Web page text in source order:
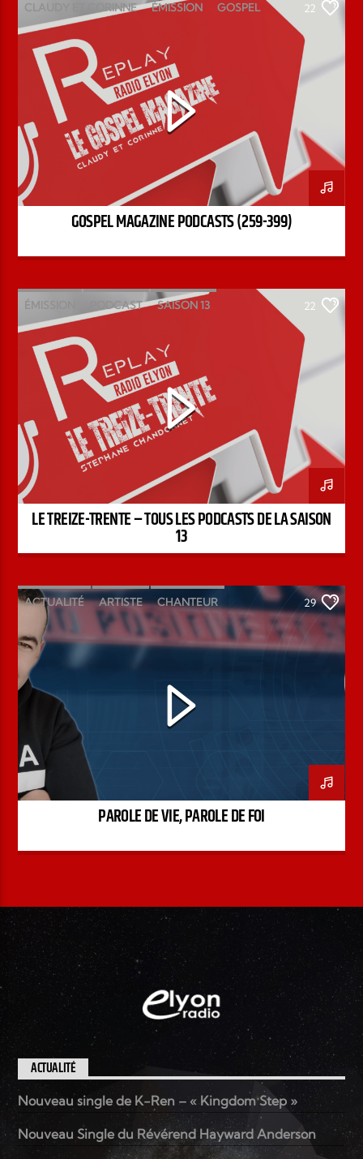
CLAUDY ET CORINNE ÉMISSION GOSPEL
MAGAZINE
22
GOSPEL MAGAZINE PODCASTS (259-399)
ÉMISSION PODCAST SAISON 13
STÉPHANE CHANDONNET
22
LE TREIZE-TRENTE – TOUS LES PODCASTS DE LA SAISON
13
ACTUALITÉ ARTISTE CHANTEUR
ÉMISSION INTERVIEW KENZO DAVID
PAROLE DE FOI PAROLE DE VIE
PODCAST
29
PAROLE DE VIE, PAROLE DE FOI
ACTUALITÉ
Nouveau single de K-Ren – « Kingdom Step »
Nouveau Single du Révérend Hayward Anderson